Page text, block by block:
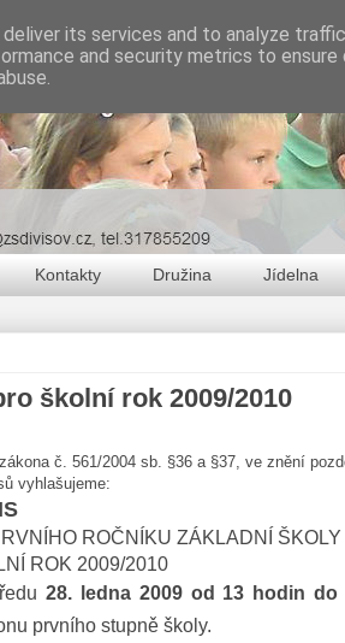
Kontakty Družina Jídelna
školní rok 2009/2010
č. 561/2004 sb. §36 a §37, ve znění
vyhlašujeme:
ROČNÍKU ZÁKLADNÍ
ROK 2009/2010
28. ledna 2009 od 13 hodin do
prvního stupně školy.
its services and to analyze
and security metrics to